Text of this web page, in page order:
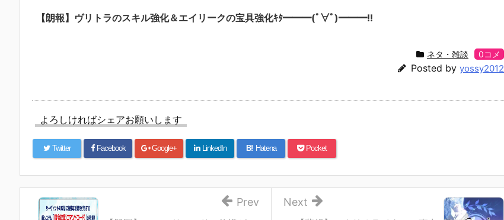
【朗報】ヴリトラのスキル強化＆エイリークの宝具強化ｷﾀ━━━(ﾟ∀ﾟ)━━━!!
ネタ・雑談 0コメ
Posted by yossy2012
よろしければシェアお願いします
Twitter Facebook Google+ LinkedIn B! Hatena Pocket
Next
Prev